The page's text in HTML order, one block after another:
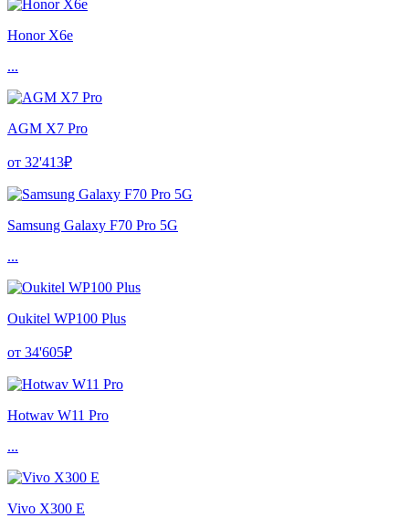
Honor X6e
...
AGM X7 Pro
от 32'413₽
Samsung Galaxy F70 Pro 5G
...
Oukitel WP100 Plus
от 34'605₽
Hotwav W11 Pro
...
Vivo X300 E